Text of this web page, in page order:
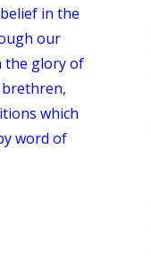
in the
our
the glory of
brethren,
which
word of